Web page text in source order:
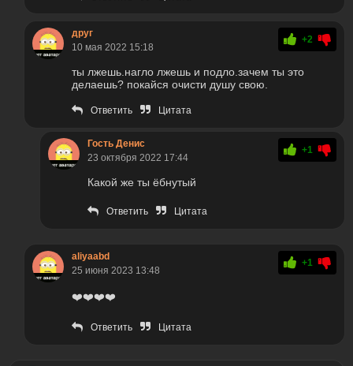
друг
10 мая 2022 15:18
+2
ты лжешь.нагло лжешь и подло.зачем ты это
делаешь? покайся очисти душу свою.
Ответить Цитата
Гость Денис
23 октября 2022 17:44
+1
Какой же ты ёбнутый
Ответить Цитата
aliyaabd
25 июня 2023 13:48
+1
❤️❤️❤️❤️
Ответить Цитата